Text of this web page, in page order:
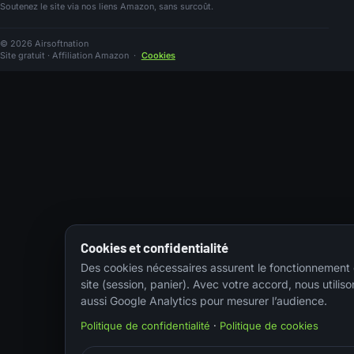
Soutenez le site via nos liens Amazon, sans surcoût.
© 2026 Airsoftnation
Site gratuit · Affiliation Amazon · Cookies
Cookies et confidentialité
Des cookies nécessaires assurent le fonctionnement
site (session, panier). Avec votre accord, nous
aussi Google Analytics pour mesurer l’audience.
Politique de confidentialité · Politique de cookies